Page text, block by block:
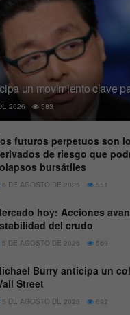
un movimiento clave
2026 583
futuros perpetuos son
de riesgo que
bursátiles
6 DE AGOSTO DE 2026 551
hoy: Acciones
del crudo
5 DE AGOSTO DE 2026 569
Burry anticipa un
Street
5 DE AGOSTO DE 2026 692